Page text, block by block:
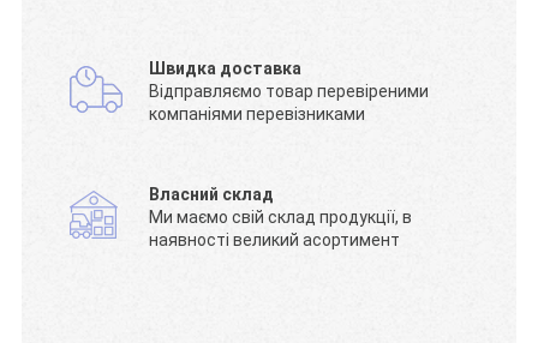
Швидка доставка
Відправляємо товар перевіреними
компаніями перевізниками
Власний склад
Ми маємо свій склад продукції, в
наявності великий асортимент